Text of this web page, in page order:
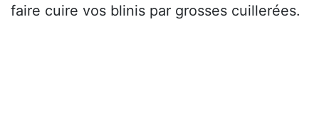
faire cuire vos blinis par grosses cuillerées.